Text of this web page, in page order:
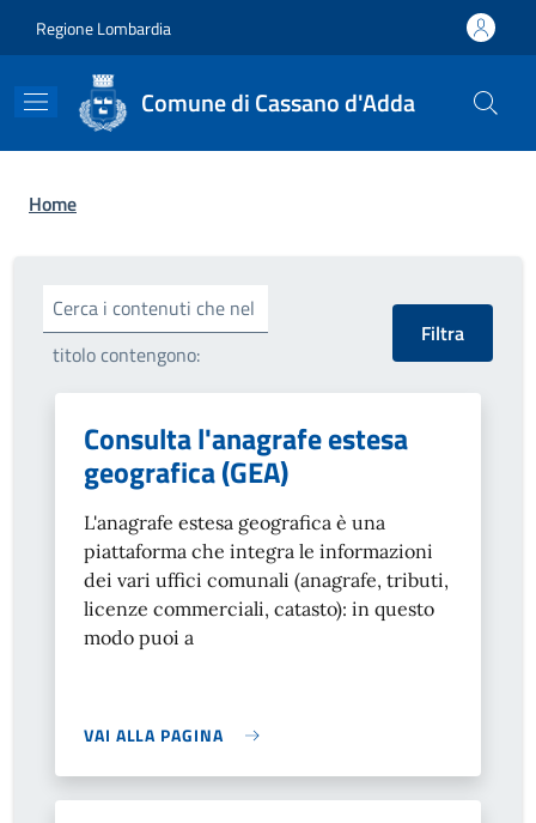
Regione Lombardia
Comune di Cassano d'Adda
Briciole di pane
Home
Cerca i contenuti che nel
titolo contengono:
Consulta l'anagrafe estesa
geografica (GEA)
L'anagrafe estesa geografica è una
piattaforma che integra le informazioni
dei vari uffici comunali (anagrafe, tributi,
licenze commerciali, catasto): in questo
modo puoi a
VAI ALLA PAGINA